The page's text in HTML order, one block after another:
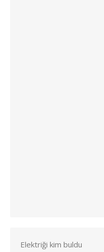
Elektriği kim buldu